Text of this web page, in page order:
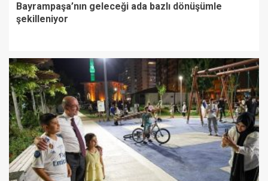
Bayrampaşa’nın geleceği ada bazlı dönüşümle
şekilleniyor